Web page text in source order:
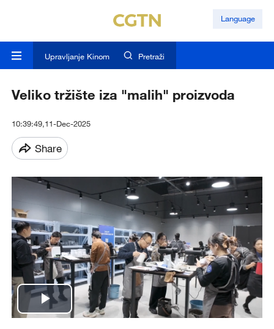
Language
Upravljanje Kinom Pretraži
Veliko tržište iza "malih" proizvoda
10:39:49,11-Dec-2025
Share
Play